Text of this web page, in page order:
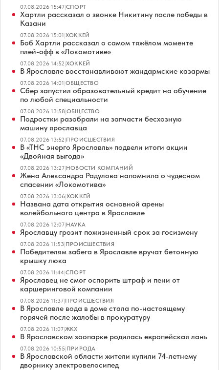
07.08.2026 15:47|СПОРТ
Хартли рассказал о звонке Никитину после победы в
Казани
07.08.2026 15:01|ХОККЕЙ
Боб Хартли рассказал о самом тяжёлом моменте
плей-офф в «Локомотиве»
07.08.2026 14:52|ХОККЕЙ
В Ярославле восстанавливают жандармские казармы
07.08.2026 14:01|ОБЩЕСТВО
Сбер запустил образовательный кредит на обучение
по любой специальности
07.08.2026 13:58|ОБЩЕСТВО
Подростки разобрали на запчасти бесхозную
машину ярославца
07.08.2026 13:52|ПРОИСШЕСТВИЯ
В «ТНС энерго Ярославль» подвели итоги акции
«Двойная выгода»
07.08.2026 13:27|НОВОСТИ КОМПАНИЙ
Жена Александра Радулова напомнила о чудесном
спасении «Локомотива»
07.08.2026 13:06|ХОККЕЙ
Названа дата открытия основной арены
волейбольного центра в Ярославле
07.08.2026 12:07|НАУКА
Ярославцу грозит пожизненный срок за госизмену
07.08.2026 11:53|ПРОИСШЕСТВИЯ
Победителям забега в Ярославле вручат бетонную
крышку люка
07.08.2026 11:44|СПОРТ
Ярославец не смог оспорить штраф и пени от
каршеринговой компании
07.08.2026 11:37|ПРОИСШЕСТВИЯ
В Ярославле вода в доме стала по-настоящему
горячей после жалобы в прокуратуру
07.08.2026 11:07|ЖКХ
В Ярославском зоопарке родилась европейская лань
07.08.2026 10:55|ПРИРОДА
В Ярославской области жители купили 74-летнему
дворнику электровелосипед